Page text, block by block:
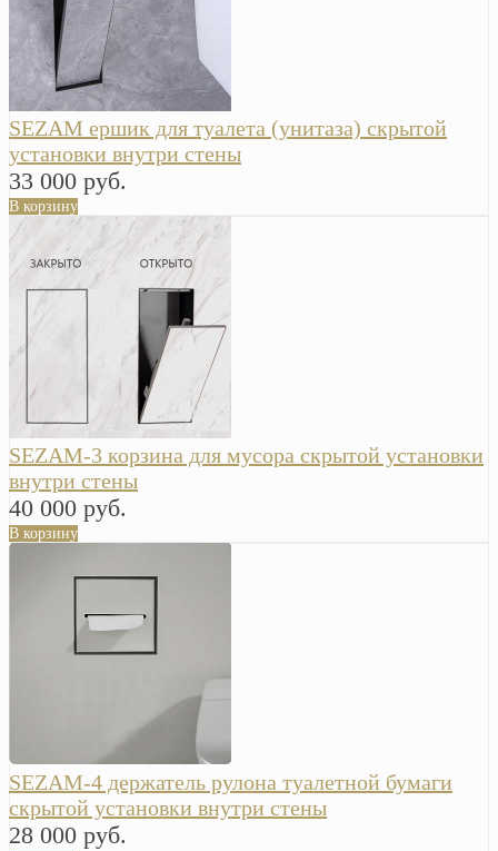
SEZAM ершик для туалета (унитаза) скрытой
установки внутри стены
33 000 руб.
В корзину
SEZAM-3 корзина для мусора скрытой установки
внутри стены
40 000 руб.
В корзину
SEZAM-4 держатель рулона туалетной бумаги
скрытой установки внутри стены
28 000 руб.